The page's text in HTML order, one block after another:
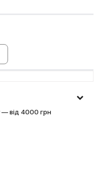
— від 4000 грн